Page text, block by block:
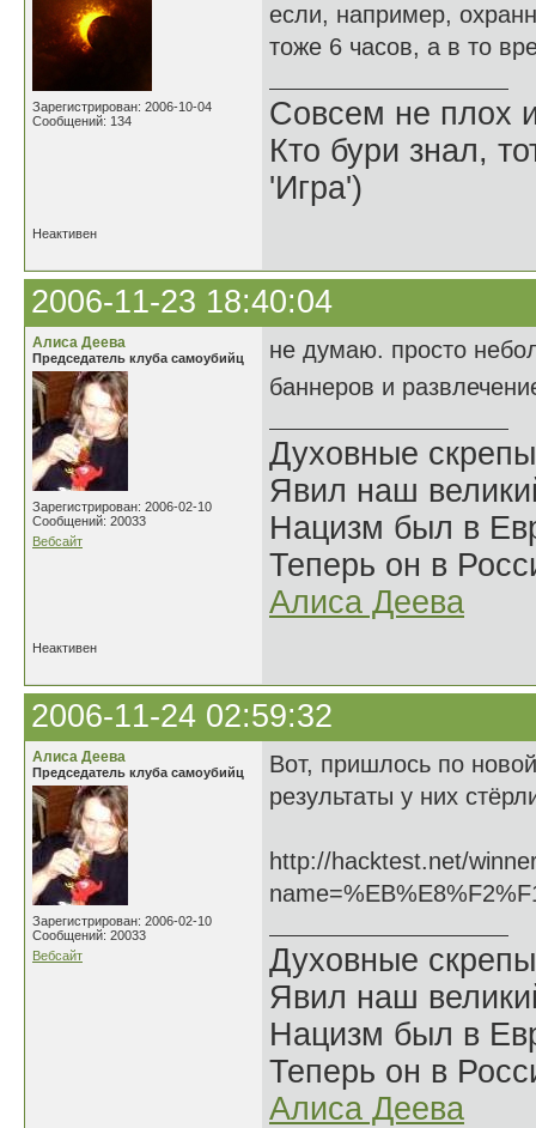
Зарегистрирован: 2006-10-04
Сообщений: 134
если, например,
тоже 6 часов, а в то
Совсем не плох
Кто бури знал,
'Игра')
Неактивен
2006-11-23 18:40:04
Алиса Деева
Председатель клуба самоубийц
Зарегистрирован: 2006-02-10
Сообщений: 20033
Вебсайт
не думаю. просто
баннеров и
Духовные
Явил наш
Нацизм был в
Теперь он в
Алиса Деева
Неактивен
2006-11-24 02:59:32
Алиса Деева
Председатель клуба самоубийц
Зарегистрирован: 2006-02-10
Сообщений: 20033
Вебсайт
Вот, пришлось по
результаты у них
http://hacktest.net/
Духовные
Явил наш
Нацизм был в
Теперь он в
Алиса Деева